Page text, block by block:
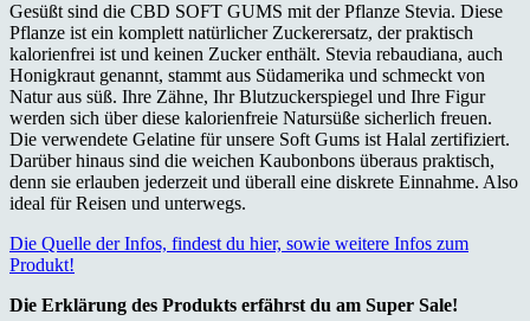
Gesüßt sind die CBD SOFT GUMS mit der Pflanze Stevia. Diese
Pflanze ist ein komplett natürlicher Zuckerersatz, der praktisch
kalorienfrei ist und keinen Zucker enthält. Stevia rebaudiana, auch
Honigkraut genannt, stammt aus Südamerika und schmeckt von
Natur aus süß. Ihre Zähne, Ihr Blutzuckerspiegel und Ihre Figur
werden sich über diese kalorienfreie Natursüße sicherlich freuen.
Die verwendete Gelatine für unsere Soft Gums ist Halal zertifiziert.
Darüber hinaus sind die weichen Kaubonbons überaus praktisch,
denn sie erlauben jederzeit und überall eine diskrete Einnahme. Also
ideal für Reisen und unterwegs.
Die Quelle der Infos, findest du hier, sowie weitere Infos zum
Produkt!
Die Erklärung des Produkts erfährst du am Super Sale!